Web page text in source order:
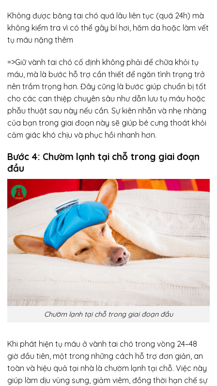
Không được băng tai chó quá lâu liên tục (quá 24h) mà
không kiểm tra vì có thể gây bí hơi, hăm da hoặc làm vết
tụ máu nặng thêm
=>Giữ vành tai chó cố định không phải để chữa khỏi tụ
máu, mà là bước hỗ trợ cần thiết để ngăn tình trạng trở
nên trầm trọng hơn. Đây cũng là bước giúp chuẩn bị tốt
cho các can thiệp chuyên sâu như dẫn lưu tụ máu hoặc
phẫu thuật sau này nếu cần. Sự kiên nhẫn và nhẹ nhàng
của bạn trong giai đoạn này sẽ giúp bé cưng thoát khỏi
cảm giác khó chịu và phục hồi nhanh hơn.
Bước 4: Chườm lạnh tại chỗ trong giai đoạn
đầu
Chườm lạnh tại chỗ trong giai đoạn đầu
Khi phát hiện tụ máu ở vành tai chó trong vòng 24–48
giờ đầu tiên, một trong những cách hỗ trợ đơn giản, an
toàn và hiệu quả tại nhà là chườm lạnh tại chỗ. Việc này
giúp làm dịu vùng sưng, giảm viêm, đồng thời hạn chế sự